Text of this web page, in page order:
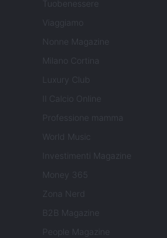
Tuobenessere
Viaggiamo
Nonne Magazine
Milano Cortina
Luxury Club
Il Calcio Online
Professione mamma
World Music
Investimenti Magazine
Money 365
Zona Nerd
B2B Magazine
People Magazine